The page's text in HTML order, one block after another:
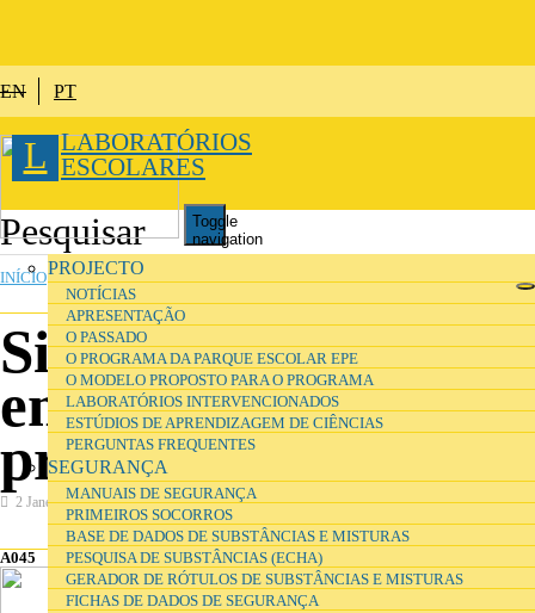
EN PT
L LABORATÓRIOS
ESCOLARES
Toggle
navigation
PROJECTO
NOTÍCIAS
APRESENTAÇÃO
O PASSADO
O PROGRAMA DA PARQUE ESCOLAR EPE
O MODELO PROPOSTO PARA O PROGRAMA
LABORATÓRIOS INTERVENCIONADOS
ESTÚDIOS DE APRENDIZAGEM DE CIÊNCIAS
PERGUNTAS FREQUENTES
SEGURANÇA
MANUAIS DE SEGURANÇA
PRIMEIROS SOCORROS
BASE DE DADOS DE SUBSTÂNCIAS E MISTURAS
PESQUISA DE SUBSTÂNCIAS (ECHA)
GERADOR DE RÓTULOS DE SUBSTÂNCIAS E MISTURAS
FICHAS DE DADOS DE SEGURANÇA
ESTÁ AQUI
INÍCIO»ORGANIZAÇÃO»SINALÉTICA
Sinais de
emergência e
primeiros socorros
2 Janeiro 2017 Organização
A045 A090 E001